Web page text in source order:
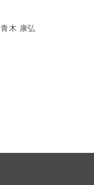
青木 康弘